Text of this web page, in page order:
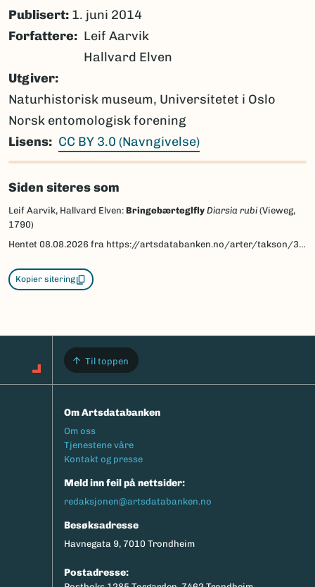
Publisert: 1. juni 2014
Forfattere
Leif Aarvik
Hallvard Elven
Utgiver
Naturhistorisk museum, Universitetet i Oslo
Norsk entomologisk forening
Lisens
CC BY 3.0 (Navngivelse)
Siden siteres som
Leif Aarvik, Hallvard Elven: Bringebærteglfly Diarsia rubi (Vieweg,
1790)
Hentet 08.08.2026 fra https://artsdatabanken.no/arter/takson/30938/beskrivelse
Kopier sitering
Til toppen
Om Artsdatabanken
Footermeny
Om oss
Tjenestene våre
Kontakt og presse
Meld inn feil på nettsider:
redaksjonen@artsdatabanken.no
Besøksadresse
Havnegata 9, 7010 Trondheim
Postadresse: